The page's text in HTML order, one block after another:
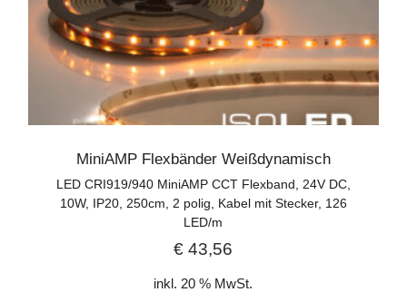
MiniAMP Flexbänder Weißdynamisch
LED CRI919/940 MiniAMP CCT Flexband, 24V DC,
10W, IP20, 250cm, 2 polig, Kabel mit Stecker, 126
LED/m
€ 43,56
inkl. 20 % MwSt.